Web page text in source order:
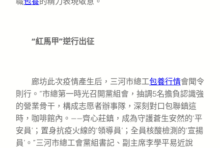
“紅馬甲”逆行出征
廊坊此次疫情產生后，三河市總工包養行情會聞令
則行。“市總第一時光召開黨組會，抽調5名擔負認識強
的營業骨干，構成志愿者辦事隊，深刻對口包聯鎮這
時，咖啡館內。——齊心莊鎮，成為守護蒼生安然的‘平
安員’；置身抗疫火線的‘領導員’；全員核酸檢測的‘宣揚
員’。”三河市總工會黨組書記、副主席李學平易近說